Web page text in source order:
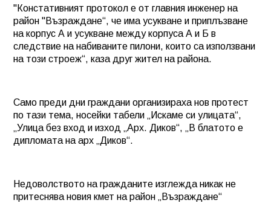
"Констативният протокол е от главния инженер на
район "Възраждане“, че има усукване и приплъзване
на корпус А и усукване между корпуса А и Б в
следствие на набиваните пилони, които са използвани
на този строеж“, каза друг жител на района.
Само преди дни граждани организираха нов протест
по тази тема, носейки табели „Искаме си улицата“,
„Улица без вход и изход „Арх. Диков“, „В блатото е
дипломата на арх „Диков“.
Недоволството на гражданите изглежда никак не
притеснява новия кмет на район „Възраждане“